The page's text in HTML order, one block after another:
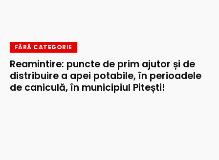
FĂRĂ CATEGORIE
Reamintire: puncte de prim ajutor și de
distribuire a apei potabile, în perioadele
de caniculă, în municipiul Pitești!